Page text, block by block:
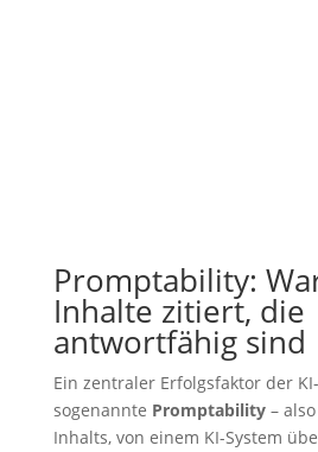
Promptability:
Inhalte zitiert, die
antwortfähig sind
Ein zentraler Erfolgsfaktor der
sogenannte Promptability– also
Inhalts, von einem KI-System